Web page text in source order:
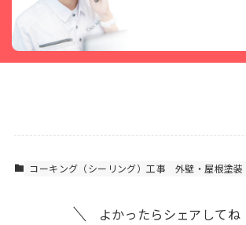
コーキング（シーリング）工事 外壁・屋根塗装
よかったらシェアしてね